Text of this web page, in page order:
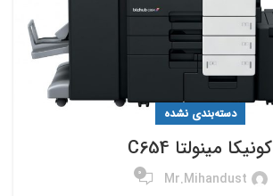
دسته‌بندی نشده
کونیکا مینولتا C654
Mr.mihandust
0